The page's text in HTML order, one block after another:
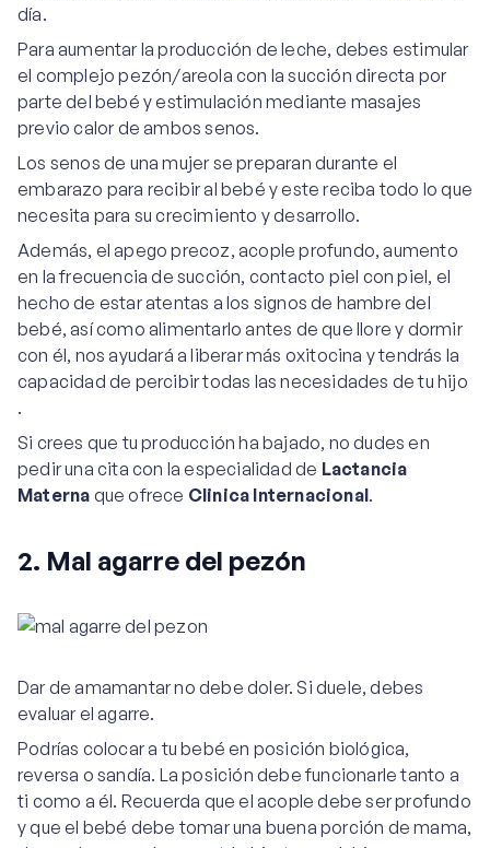
día.
Para aumentar la producción de leche, debes estimular
el complejo pezón/areola con la succión directa por
parte del bebé y estimulación mediante masajes
previo calor de ambos senos.
Los senos de una mujer se preparan durante el
embarazo para recibir al bebé y este reciba todo lo que
necesita para su crecimiento y desarrollo.
Además, el apego precoz, acople profundo, aumento
en la frecuencia de succión, contacto piel con piel, el
hecho de estar atentas a los signos de hambre del
bebé, así como alimentarlo antes de que llore y dormir
con él, nos ayudará a liberar más oxitocina y tendrás la
capacidad de percibir todas las necesidades de tu hijo
.
Si crees que tu producción ha bajado, no dudes en
pedir una cita con la especialidad de Lactancia
Materna que ofrece Clinica Internacional.
2. Mal agarre del pezón
Dar de amamantar no debe doler. Si duele, debes
evaluar el agarre.
Podrías colocar a tu bebé en posición biológica,
reversa o sandía. La posición debe funcionarle tanto a
ti como a él. Recuerda que el acople debe ser profundo
y que el bebé debe tomar una buena porción de mama,